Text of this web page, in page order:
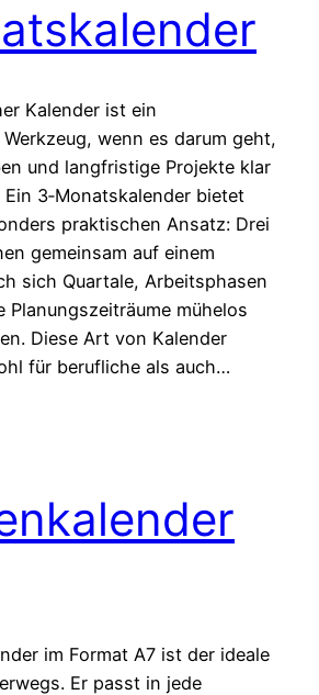
Kalender ist ein
wenn es darum geht,
und langfristige Projekte klar
3‑Monatskalender bietet
praktischen Ansatz: Drei
gemeinsam auf einem
sich Quartale, Arbeitsphasen
Planungszeiträume mühelos
Diese Art von Kalender
für berufliche als auch…
im Format A7 ist der ideale
Er passt in jede